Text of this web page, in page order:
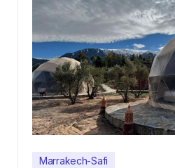
Marrakech-Safi